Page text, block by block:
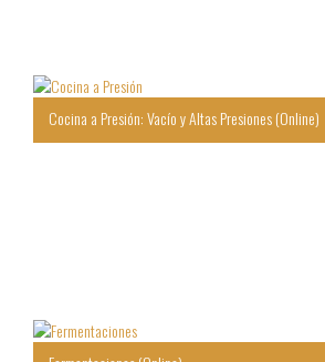
Cocina a Presión: Vacío y Altas Presiones (Online)